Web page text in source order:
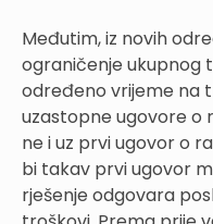
Međutim, iz novih
ograničenje ukupnog
određeno vrijeme na
uzastopne ugovore o
ne i uz prvi ugovor o
bi takav prvi ugovor
rješenje odgovara